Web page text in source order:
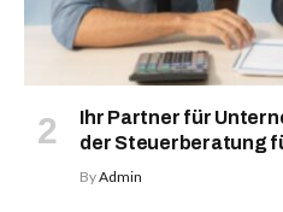
Ihr Partner für
der Steuerberatung
ByAdmin